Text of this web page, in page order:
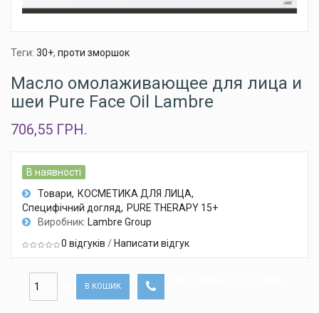
Теги: 30+, проти зморшок
Масло омолаживающее для лица и
шеи Pure Face Oil Lambre
706,55 ГРН.
В наявності
Товари
КОСМЕТИКА ДЛЯ ЛИЦА
Специфічний догляд
PURE THERAPY 15+
Виробник: Lambre Group
0 відгуків / Написати відгук
В КОШИК